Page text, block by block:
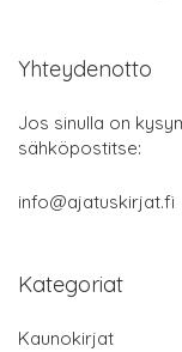
Yhteydenotto
Jos sinulla on
sähköpostitse:
info@ajatuskirjat.fi
Kategoriat
Kaunokirjat